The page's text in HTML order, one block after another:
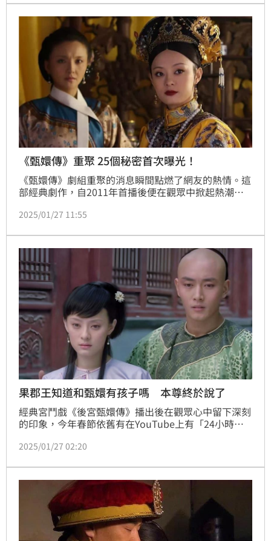
《甄嬛傳》重聚 25個秘密首次曝光！
《甄嬛傳》劇組重聚的消息瞬間點燃了網友的熱情。這
部經典劇作，自2011年首播後便在觀眾中掀起熱潮。
深挖，甚至產生了現象級的研究風潮。近日，劇組在重
讓人感慨良多。以下為焦點總結：
2025/01/27 11:55
果郡王知道和甄嬛有孩子嗎 本尊終於說了
經典宮鬥戲《後宮甄嬛傳》播出後在觀眾心中留下深刻
的印象，今年春節依舊有在YouTube上有「24小時馬
論，尤其是劇中果郡王到底知不知道甄嬛和他有對龍鳳
解。蔡佩伶報導
2025/01/27 02:20